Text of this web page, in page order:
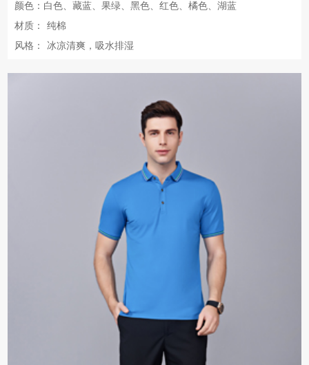
颜色：白色、藏蓝、果绿、黑色、红色、橘色、湖蓝
材质：
纯棉
风格：
冰凉清爽，吸水排湿